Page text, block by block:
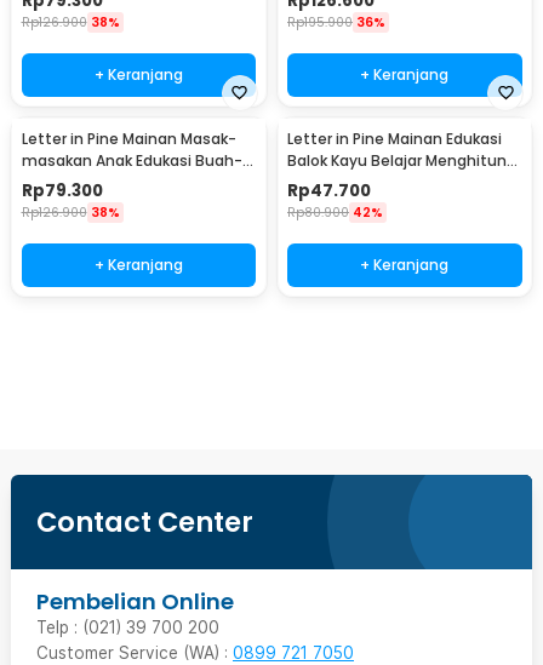
Rp126.900 38%
+ Keranjang
Rp195.900 36%
+ Keranjang
Letter in Pine Mainan Masak-
masakan Anak Edukasi Buah-
Buahan 5 PCS - LIP5
Rp79.300
Rp126.900 38%
+ Keranjang
Letter in Pine Mainan Edukasi
Balok Kayu Belajar Menghitung
- LP50
Rp47.700
Rp80.900 42%
+ Keranjang
Contact Center
Pembelian Online
Telp : (021) 39 700 200
Customer Service (WA) : 0899 721 7050